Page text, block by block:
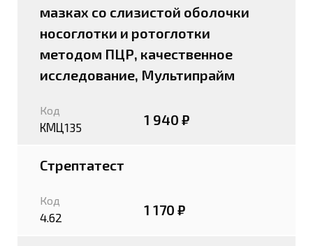
мазках со слизистой оболочки
носоглотки и ротоглотки
методом ПЦР, качественное
исследование, Мультипрайм
Код
КМЦ135 1 940 ₽
Стрептатест
Код
4.62 1 170 ₽